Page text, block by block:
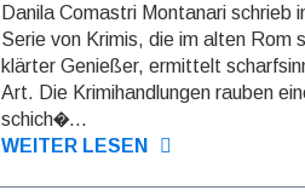
Danila Comastri Montanari schrieb
Serie von Krimis, die im al­ten Rom
klär­ter Ge­nie­ßer, er­mit­telt
Art. Die Kri­mi­hand­lun­gen rauben
schich�...
WEITER LESEN